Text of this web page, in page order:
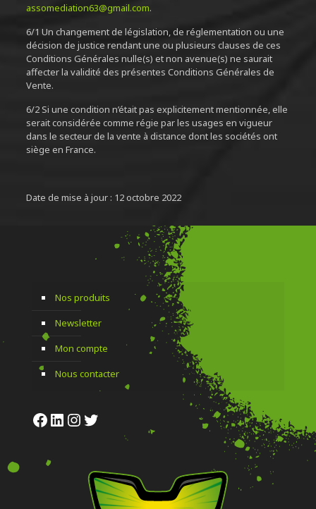
assomediation63@gmail.com.
6/1 Un changement de législation, de réglementation ou une
décision de justice rendant une ou plusieurs clauses de ces
Conditions Générales nulle(s) et non avenue(s) ne saurait
affecter la validité des présentes Conditions Générales de
Vente.
6/2 Si une condition n’était pas explicitement mentionnée, elle
serait considérée comme régie par les usages en vigueur
dans le secteur de la vente à distance dont les sociétés ont
siège en France.
Date de mise à jour : 12 octobre 2022
Nos produits
Newsletter
Mon compte
Nous contacter
Facebook
LinkedIn
Instagram
Twitter